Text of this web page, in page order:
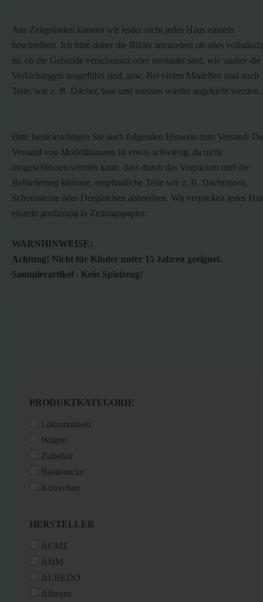
Aus Zeitgründen können wir leider nicht jedes Haus einzeln
beschreiben. Ich bitte daher die Bilder anzusehen ob alles
ist, ob die Gebäude verschmutzt oder verstaubt sind, wie sauber die
Verklebungen ausgeführt sind, usw. Bei vielen Modellen sind auch
Teile, wie z. B. Dächer, lose und müssen wieder angeklebt werden.
Bitte berücksichtigen Sie auch folgenden Hinweis zum Versand:
Versand von Modellhäusern ist etwas schwierig, da nicht
ausgeschlossen werden kann, dass durch das Verpacken und die
Beförderung kleinere, empfindliche Teile wie z. B. Dachrinnen,
Schornsteine oder Dergleichen abbrechen. Wir verpacken jedes
einzeln großzügig in Zeitungspapier.
WARNHINWEISE:
Achtung! Nicht für Kinder unter 15 Jahren geeignet.
Sammlerartikel - Kein Spielzeug!
PRODUKTKATEGORIE
PRODUKTKATEGORIE
Lokomotiven
Wagen
Zubehör
Bastlerecke
Konvolute
HERSTELLER
HERSTELLER
ACME
AHM
ALBEDO
Athearn